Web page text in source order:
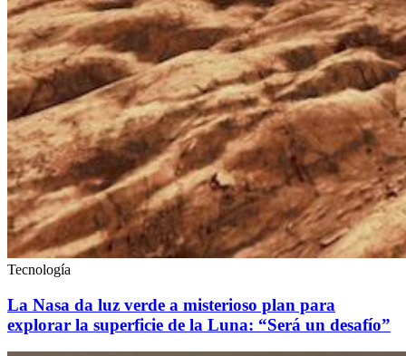
Tecnología
La Nasa da luz verde a misterioso plan para
explorar la superficie de la Luna: “Será un desafío”